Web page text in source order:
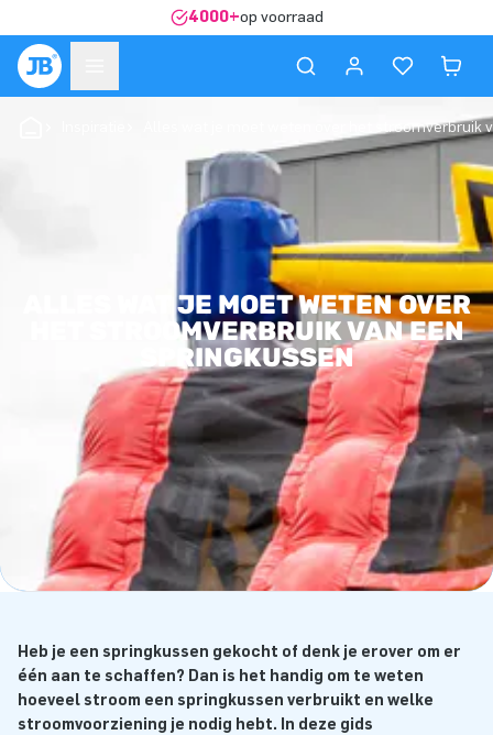
4000+op voorraad
Alles wat je moet weten over het stroomverbruik
ALLES WAT JE MOET WETEN OVER
HET STROOMVERBRUIK VAN EEN
SPRINGKUSSEN
Heb je een springkussen gekocht of denk je erover om er
één aan te schaffen? Dan is het handig om te weten
hoeveel stroom een springkussen verbruikt en welke
stroomvoorziening je nodig hebt. In deze gids